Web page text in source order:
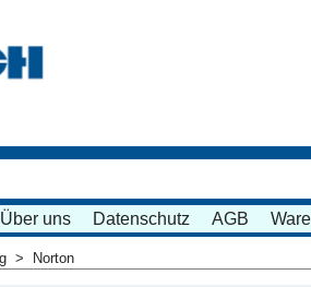
Über uns Datenschutz AGB
> Norton